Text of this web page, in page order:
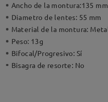
Ancho de la montura:135 mm
Diametro de lentes: 55 mm
Material de la montura:
Peso: 13g
Bifocal/Progresivo: Sí
Bisagra de resorte: No